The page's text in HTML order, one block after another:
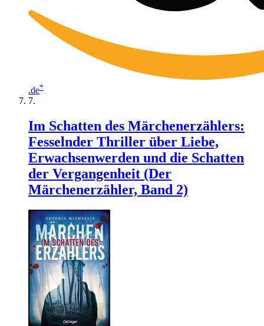
.de*
Im Schatten des Märchenerzählers:
Fesselnder Thriller über Liebe,
Erwachsenwerden und die Schatten
der Vergangenheit (Der
Märchenerzähler, Band 2)